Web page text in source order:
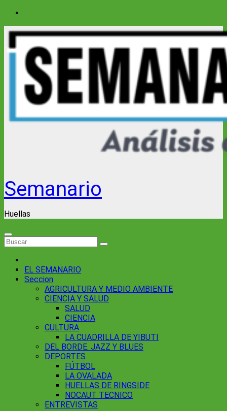
Saltar
contenido
Semanario
Huellas
EL SEMANARIO
Seccion
AGRICULTURA Y MEDIO AMBIENTE
CIENCIA Y SALUD
SALUD
CIENCIA
CULTURA
LA CUADRILLA DE YIBUTI
DEL BORDE. JAZZ Y BLUES
DEPORTES
FÚTBOL
LA OVALADA
HUELLAS DE RINGSIDE
NOCAUT TECNICO
ENTREVISTAS